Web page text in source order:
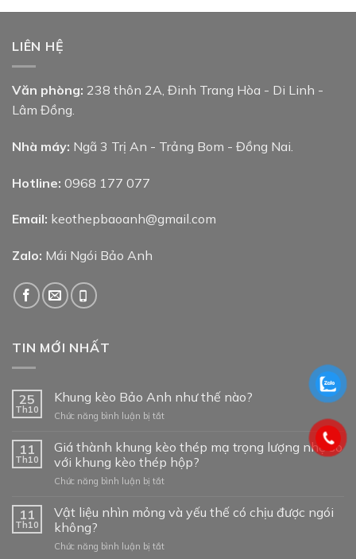
LIÊN HỆ
Văn phòng: 238 thôn 2A, Đinh Trang Hòa - Di Linh -
Lâm Đồng.
Nhà máy: Ngã 3 Trị An - Trảng Bom - Đồng Nai.
Hotline: 0968 177 077
Email: keothepbaoanh@gmail.com
Zalo: Mái Ngói Bảo Anh
TIN MỚI NHẤT
25
Th10
Khung kèo Bảo Anh như thế nào?
Chức năng bình luận bị tắtở
kèo
Bảo
Anh
như
nào?
11
Th10
Giá thành khung kèo thép mạ trọng lượng nhẹ so
với khung kèo thép hộp?
Chức năng bình luận bị tắtở
thành
khung
thép
11
Th10
Vật liệu nhìn mỏng và yếu thế có chịu được ngói
không?
Chức năng bình luận bị tắtở